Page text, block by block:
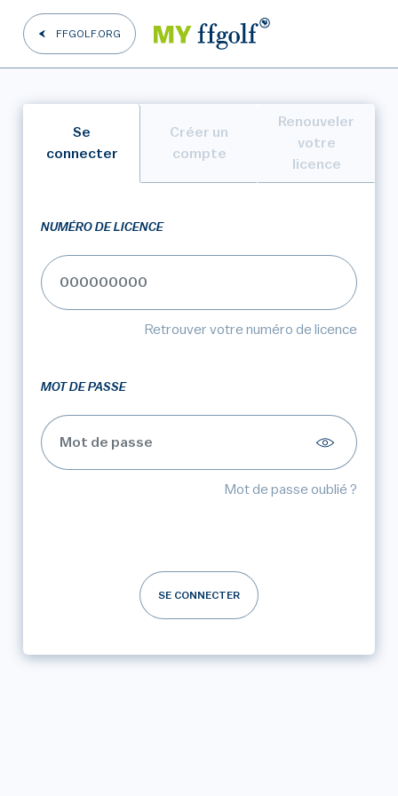
FFGOLF.ORG
Se
connecter
Créer un
compte
Renouveler
votre
licence
NUMÉRO DE LICENCE
Retrouver votre numéro de licence
MOT DE PASSE
Mot de passe oublié ?
SE CONNECTER